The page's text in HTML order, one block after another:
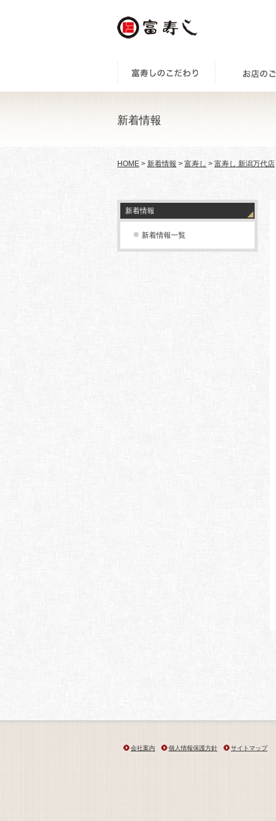
新着情報
HOME > 新着情報 > 富寿し > 富寿し 新潟万代店
新着情報
新着情報一覧
会社案内 個人情報保護方針 サイトマップ